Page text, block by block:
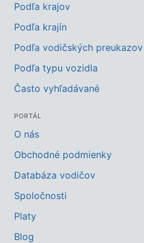
Podľa krajov
Podľa krajín
Podľa vodičských preukazov
Podľa typu vozidla
Často vyhľadávané
PORTÁL
O nás
Obchodné podmienky
Databáza vodičov
Spoločnosti
Platy
Blog